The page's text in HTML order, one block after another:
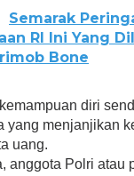
Semarak
RI Ini Yang
Bone
diri
yang menjanjikan
uang.
anggota Polri atau